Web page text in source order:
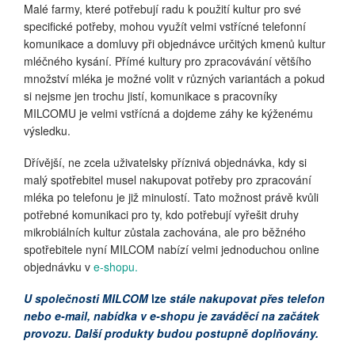
Malé farmy, které potřebují radu k použití kultur pro své
specifické potřeby, mohou využít velmi vstřícné telefonní
komunikace a domluvy při objednávce určitých kmenů kultur
mléčného kysání. Přímé kultury pro zpracovávání většího
množství mléka je možné volit v různých variantách a pokud
si nejsme jen trochu jistí, komunikace s pracovníky
MILCOMU je velmi vstřícná a dojdeme záhy ke kýženému
výsledku.
Dřívější, ne zcela uživatelsky příznivá objednávka, kdy si
malý spotřebitel musel nakupovat potřeby pro zpracování
mléka po telefonu je již minulostí. Tato možnost právě kvůli
potřebné komunikaci pro ty, kdo potřebují vyřešit druhy
mikrobiálních kultur zůstala zachována, ale pro běžného
spotřebitele nyní MILCOM nabízí velmi jednoduchou online
objednávku v e-shopu.
U společnosti MILCOMlze stále nakupovat přes telefon
nebo e-mail, nabídka v e-shopu je zaváděcí na začátek
provozu. Další produkty budou postupně doplňovány.